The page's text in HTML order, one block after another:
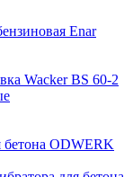
Enar
Wacker BS 60-2
бетона ODWERK